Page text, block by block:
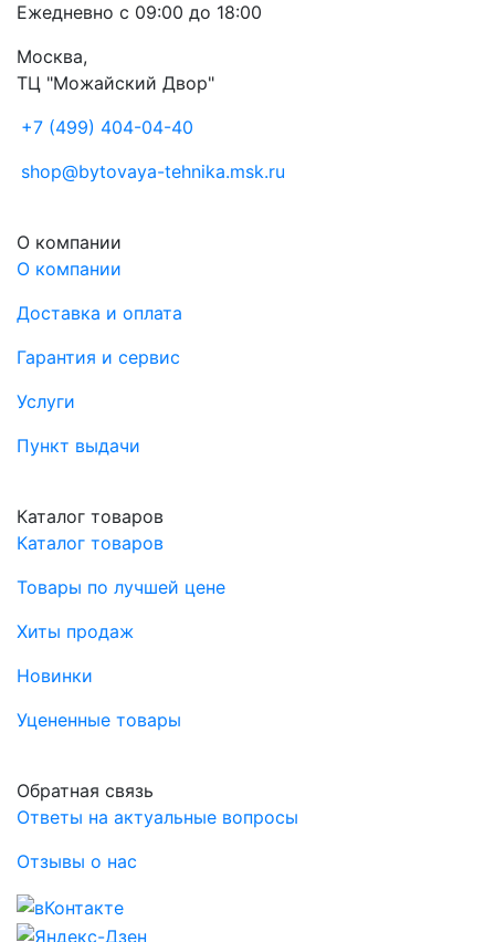
Ежедневно с 09:00 до 18:00
Москва,
ТЦ "Можайский Двор"
+7 (499) 404-04-40
shop@bytovaya-tehnika.msk.ru
О компании
О компании
Доставка и оплата
Гарантия и сервис
Услуги
Пункт выдачи
Каталог товаров
Каталог товаров
Товары по лучшей цене
Хиты продаж
Новинки
Уцененные товары
Обратная связь
Ответы на актуальные вопросы
Отзывы о нас